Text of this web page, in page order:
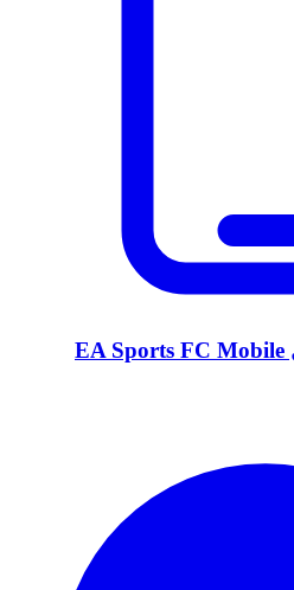
الدخول إلى صفحة تحميل EA Sports FC Mobile